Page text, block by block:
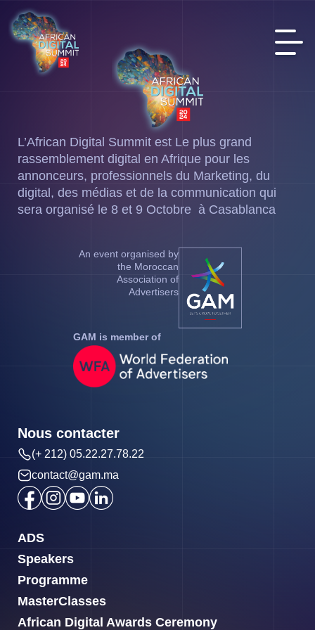
L’African Digital Summit est Le plus grand
rassemblement digital en Afrique pour les
annonceurs, professionnels du Marketing, du
digital, des médias et de la communication qui
sera organisé le 8 et 9 Octobre à Casablanca
An event organised by
the Moroccan
Association of
Advertisers
GAM is member of
ADS
Speakers
Programme
MasterClasses
African Digital Awards Ceremony
Nous contacter
(+ 212) 05.22.27.78.22
contact@gam.ma